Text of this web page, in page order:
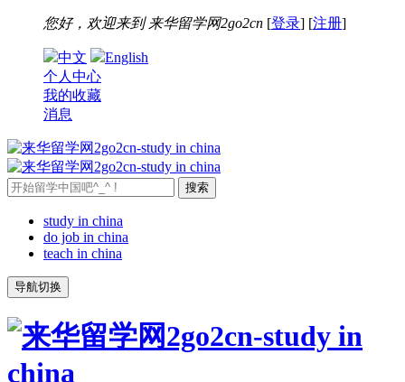
您好，欢迎来到 来华留学网2go2cn [登录] [注册]
中文
English
个人中心
我的收藏
消息
study in china
do job in china
teach in china
导航切换